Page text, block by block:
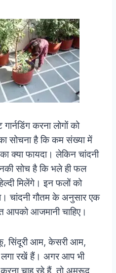
करना लोगों को
सोचना है कि कम संख्या में
क्या फायदा। लेकिन चांदनी
सोच है कि भले ही फल
मिलेंगे।इन फलों को
चांदनी गौतम के अनुसार एक
आपको आजमानी चाहिए।
सिंदूरी आम, केसरी आम,
लगा रखें हैं। अगर आप भी